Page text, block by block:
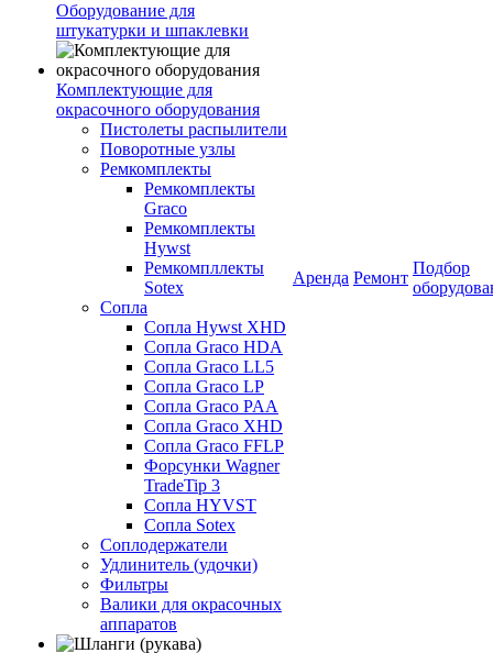
Оборудование для
штукатурки и шпаклевки
Комплектующие для
окрасочного оборудования
Пистолеты распылители
Поворотные узлы
Ремкомплекты
Ремкомплекты
Graco
Ремкомплекты
Hywst
Ремкомпллекты
Sotex
Сопла
Сопла Hywst XHD
Сопла Graco HDA
Сопла Graco LL5
Сопла Graco LP
Сопла Graco PAA
Сопла Graco XHD
Сопла Graco FFLP
Форсунки Wagner
TradeTip 3
Сопла HYVST
Сопла Sotex
Соплодержатели
Удлинитель (удочки)
Фильтры
Валики для окрасочных
аппаратов
Аренда Ремонт
Подбор